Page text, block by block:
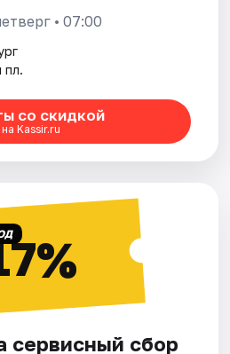
• 07:00
пл.
со скидкой
на Kassir.ru
сервисный сбор